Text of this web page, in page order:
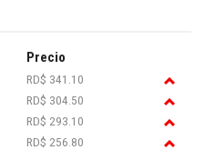
Precio
RD$ 341.10
RD$ 304.50
RD$ 293.10
RD$ 256.80